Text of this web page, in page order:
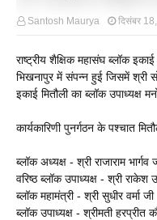
Santosh Maurya दिसंबर
राष्ट्रीय शैक्षिक महासंघ ब्लॉक
भिखनापुर में संपन्न हुई जिसमें श्री
इकाई मितौली का ब्लॉक उपाध्यक्ष
कार्यकारिणी पुनर्गठन के पश्चात
ब्लॉक अध्यक्ष - श्री राजाराम भार्गव
वरिष्ठ ब्लॉक उपाध्यक्ष - श्री राकेश
ब्लॉक महामंत्री - श्री सुधीर वर्मा जी
ब्लॉक उपाध्यक्ष - श्रीमती हरप्रीत